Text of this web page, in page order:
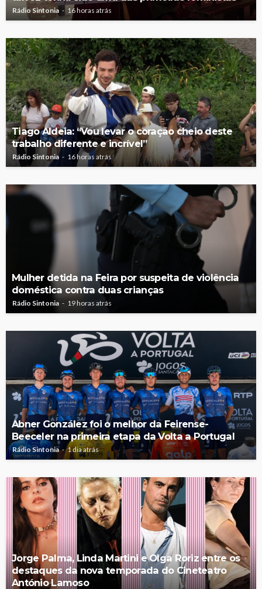
Rádio Sintonia 16 horas atrás
Tiago Aldeia: “Vou levar o coração cheio deste
trabalho diferente e incrível”
Rádio Sintonia 16 horas atrás
Mulher detida na Feira por suspeita de violência
doméstica contra duas crianças
Rádio Sintonia 19 horas atrás
Abner González foi o melhor da Feirense-
Beeceler na primeira etapa da Volta a Portugal
Rádio Sintonia 1 dia atrás
Jorge Palma, Linda Martini e Olga Roriz entre os
destaques da nova temporada do Cineteatro
António Lamoso